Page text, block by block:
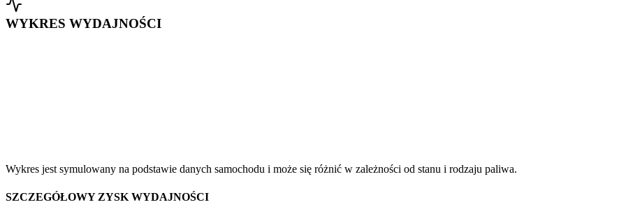
WYKRES WYDAJNOŚCI
Wykres jest symulowany na podstawie danych samochodu i może się różnić w zależności od stanu i rodzaju paliwa.
SZCZEGÓŁOWY ZYSK WYDAJNOŚCI